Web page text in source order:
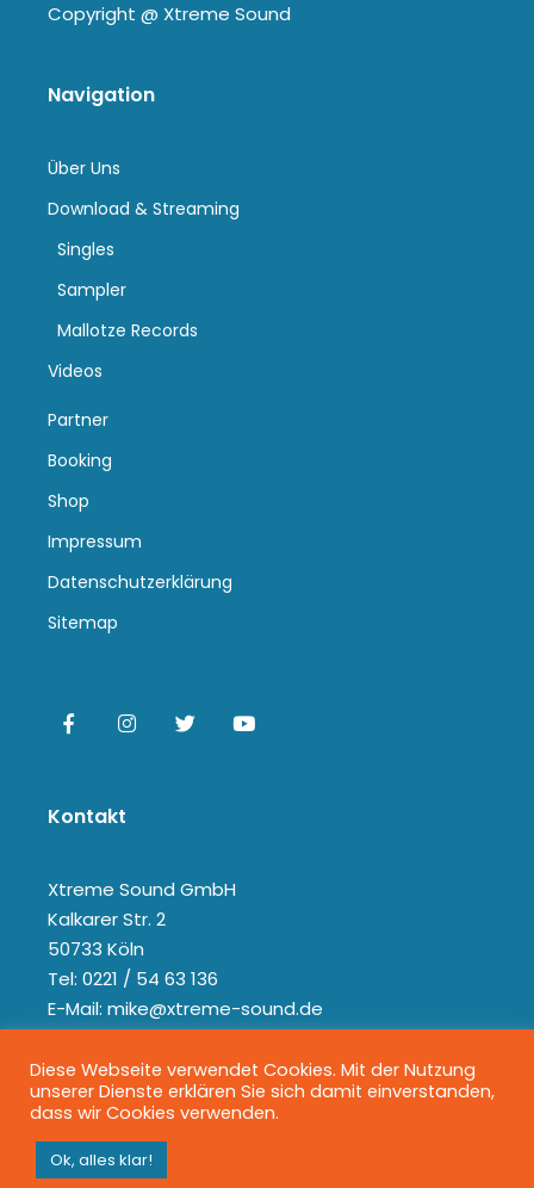
Copyright @ Xtreme Sound
Navigation
Über Uns
Download & Streaming
Singles
Sampler
Mallotze Records
Videos
Partner
Booking
Shop
Impressum
Datenschutzerklärung
Sitemap
Kontakt
Xtreme Sound GmbH
Kalkarer Str. 2
50733 Köln
Tel: 0221 / 54 63 136
E-Mail: mike@xtreme-sound.de
Diese Webseite verwendet Cookies. Mit der Nutzung
unserer Dienste erklären Sie sich damit einverstanden,
dass wir Cookies verwenden.
Ok, alles klar!